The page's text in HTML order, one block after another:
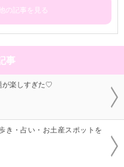
の記事を見る
事
が楽しすぎた♡
き・占い・お土産スポットを